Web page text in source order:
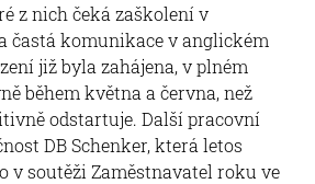
z nich čeká zaškolení v
častá komunikace v anglickém
již byla zahájena, v plném
během května a června, než
odstartuje. Další pracovní
DB Schenker, která letos
v soutěži Zaměstnavatel roku ve